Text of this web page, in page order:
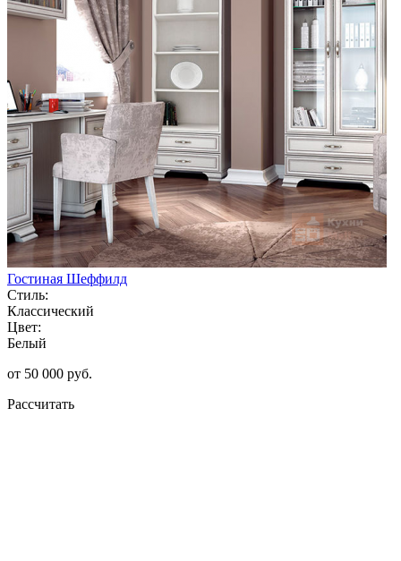
Гостиная Шеффилд
Стиль:
Классический
Цвет:
Белый
от 50 000 руб.
Рассчитать